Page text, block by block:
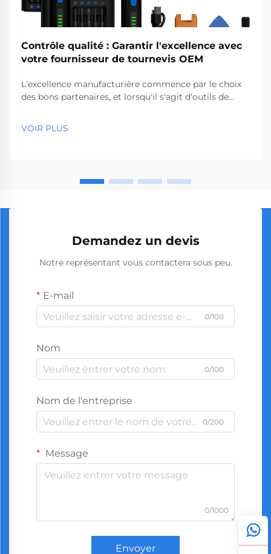
Contrôle qualité : Garantir l'excellence avec
votre fournisseur de tournevis OEM
L'excellence manufacturière commence par le choix
des bons partenaires, et lorsqu'il s'agit d'outils de
vos produits et le succès de votre entreprise. Le
VOIR PLUS
Demandez un devis
Notre représentant vous contactera sous peu.
E-mail
0/100
Nom
0/100
Nom de l'entreprise
0/200
Message
0/1000
Envoyer